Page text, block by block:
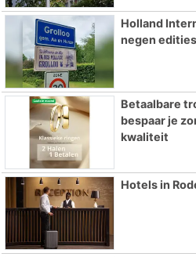
Holland
negen
Betaalbare
bespaar je
kwaliteit
Hotels in